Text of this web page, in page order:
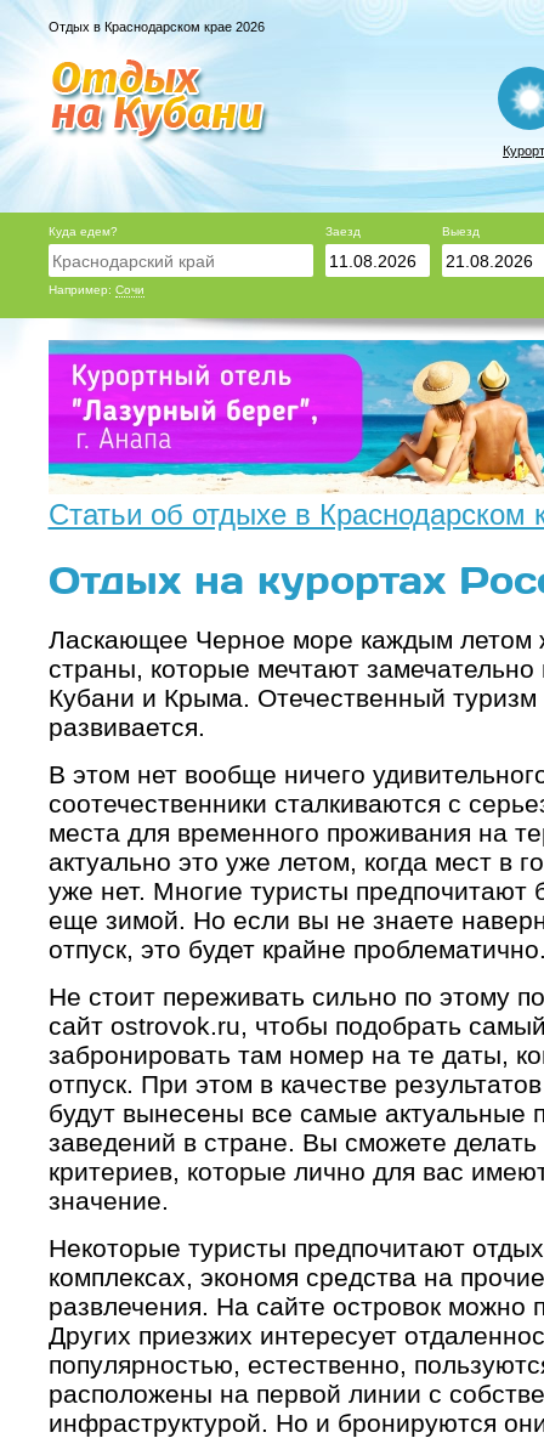
Отдых в Краснодарском крае 2026
Куда едем?
Например: Сочи
Заезд Выезд
Статьи об отдыхе в Краснодарском
Отдых на курортах
Ласкающее Черное море каждым летом
страны, которые мечтают замечательно
Кубани и Крыма. Отечественный туризм
развивается.
В этом нет вообще ничего
соотечественники сталкиваются с
места для временного проживания на
актуально это уже летом, когда мест в
уже нет. Многие туристы предпочитают
еще зимой. Но если вы не знаете
отпуск, это будет крайне
Не стоит переживать сильно по этому
сайт ostrovok.ru, чтобы подобрать
забронировать там номер на те даты,
отпуск. При этом в качестве
будут вынесены все самые актуальные
заведений в стране. Вы сможете
критериев, которые лично для вас
значение.
Некоторые туристы предпочитают
комплексах, экономя средства на
развлечения. На сайте островок можно
Других приезжих интересует
популярностью, естественно,
расположены на первой линии с
инфраструктурой. Но и бронируются